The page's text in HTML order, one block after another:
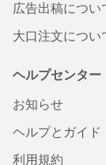
広告出稿につい
大口注文につい
ヘルプセンター
お知らせ
ヘルプとガイド
利用規約